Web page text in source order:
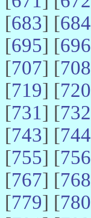
[683] [684
[695] [696
[707] [708
[719] [720
[731] [732
[743] [744
[755] [756
[767] [768
[779] [780